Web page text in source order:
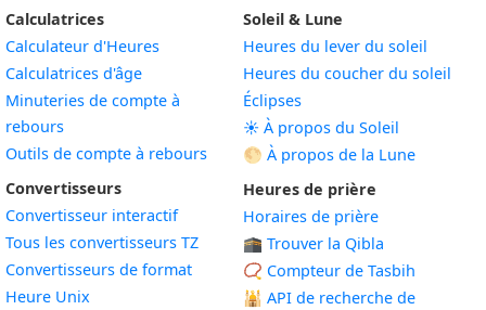
Calculatrices
Calculateur d'Heures
Calculatrices d'âge
Minuteries de compte à
rebours
Outils de compte à rebours
Convertisseurs
Convertisseur interactif
Tous les convertisseurs TZ
Convertisseurs de format
Heure Unix
Soleil & Lune
Heures du lever du soleil
Heures du coucher du soleil
Éclipses
☀️ À propos du Soleil
🌕 À propos de la Lune
Heures de prière
Horaires de prière
🕋 Trouver la Qibla
📿 Compteur de Tasbih
🕌 API de recherche de